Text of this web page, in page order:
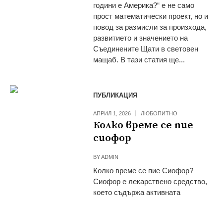
години е Америка?“ е не само
прост математически проект, но и
повод за размисли за произхода,
развитието и значението на
Съединените Щати в световен
мащаб. В тази статия ще...
ПУБЛИКАЦИЯ
АПРИЛ 1, 2026 ЛЮБОПИТНО
Колко време се пие
сиофор
BYADMIN
Колко време се пие Сиофор?
Сиофор е лекарствено средство,
което съдържа активната